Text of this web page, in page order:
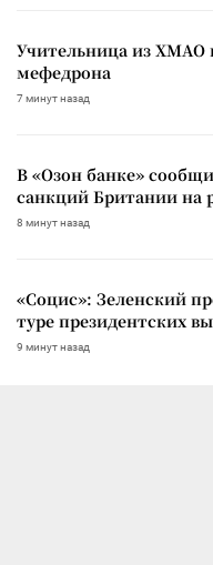
Учительница из ХМАО
мефедрона
7 минут назад
В «Озон банке»
санкций Британии на
8 минут назад
«Социс»: Зеленский
туре президентских
9 минут назад